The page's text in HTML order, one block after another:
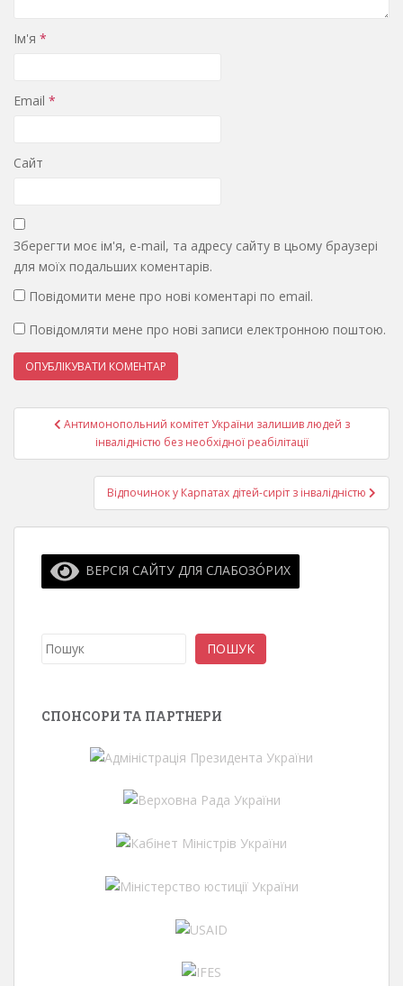
Ім'я *
Email *
Сайт
Зберегти моє ім'я, e-mail, та адресу сайту в цьому браузері
для моїх подальших коментарів.
Повідомити мене про нові коментарі по email.
Повідомляти мене про нові записи електронною поштою.
Навігація
записів
Антимонопольний комітет України залишив людей з
інвалідністю без необхідної реабілітації
Відпочинок у Карпатах дітей-сиріт з інвалідністю
ВЕРСІЯ САЙТУ ДЛЯ СЛАБОЗО́РИХ
Пошук ПОШУК
СПОНСОРИ ТА ПАРТНЕРИ